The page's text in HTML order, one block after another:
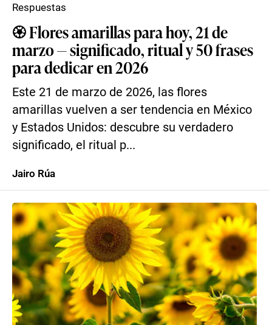
🏵️ Flores amarillas para hoy, 21 de
marzo — significado, ritual y 50 frases
para dedicar en 2026
Este 21 de marzo de 2026, las flores
amarillas vuelven a ser tendencia en México
y Estados Unidos: descubre su verdadero
significado, el ritual p...
Respuestas
Jairo Rúa